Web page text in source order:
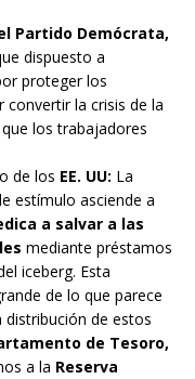
Partido Demócrata,
dispuesto a
proteger los
convertir la crisis de la
los trabajadores
de los EE. UU: La
estímulo asciende a
a salvar a las
mediante préstamos
iceberg. Esta
de lo que parece
distribución de estos
de Tesoro,
a la Reserva